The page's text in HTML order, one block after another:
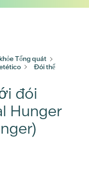
Tổng quát
Đói thể
đói
Hunger